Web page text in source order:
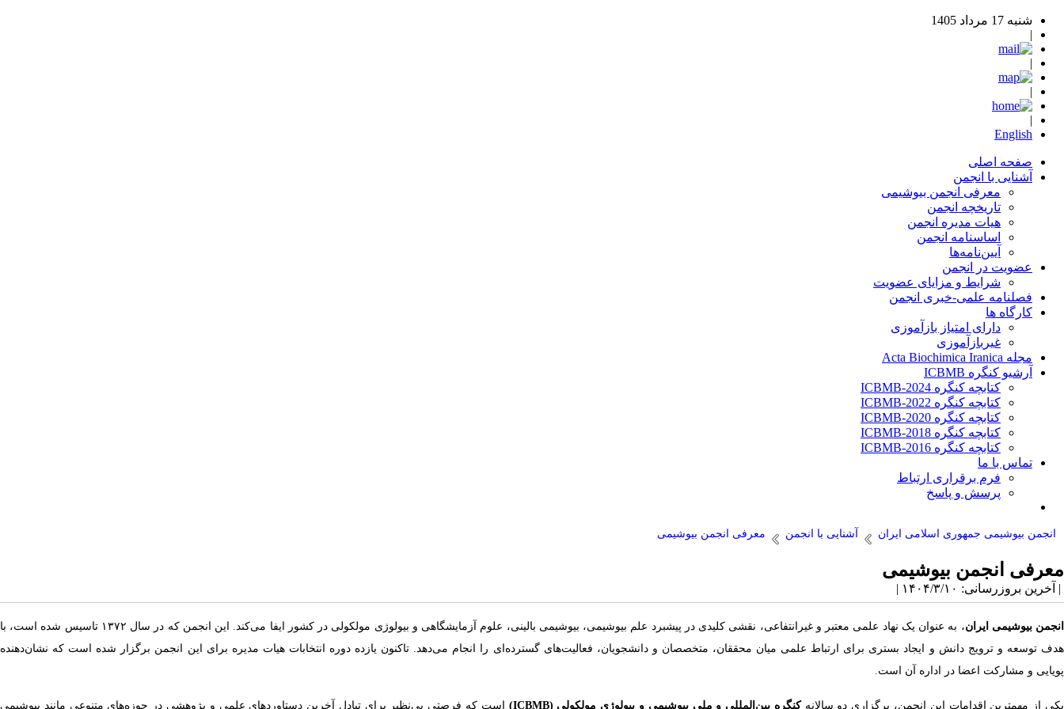
شنبه 17 مرداد 1405
|
|
|
|
English
صفحه اصلی
آشنایی با انجمن
معرفی انجمن بیوشیمی
تاریخچه انجمن
هیات مدیره انجمن
اساسنامه‌ انجمن
آیین‌نامه‌ها
عضویت در انجمن
شرایط و مزایای عضویت
فصلنامه علمی-خبری انجمن
کارگاه ها
دارای امتیاز بازآموزی
غیربازآموزی
مجله Acta Biochimica Iranica
آرشیو کنگره ICBMB
کتابچه کنگره ICBMB-2024
کتابچه کنگره ICBMB-2022
کتابچه کنگره ICBMB-2020
کتابچه کنگره ICBMB-2018
کتابچه کنگره ICBMB-2016
تماس با ما
فرم برقراری ارتباط
پرسش و پاسخ
انجمن بیوشیمی جمهوری اسلامی ایران آشنایی با انجمن معرفی انجمن بیوشیمی
معرفی انجمن بیوشیمی
| آخرین بروزرسانی: ۱۴۰۴/۳/۱۰ |
انجمن بیوشیمی ایران
، به عنوان یک نهاد علمی معتبر و غیرانتفاعی، نقشی کلیدی در پیشبرد علم بیوشیمی، بیوشیمی بالینی، علوم آزمایشگاهی و بیولوژی مولکولی در کشور ایفا می‌کند. این انجمن که در سال ۱۳۷۲ تاسیس شده است، با
هدف توسعه و ترویج دانش و ایجاد بستری برای ارتباط علمی میان محققان، متخصصان و دانشجویان، فعالیت‌های گسترده‌ای را انجام می‌دهد. تاکنون یازده دوره انتخابات هیات مدیره برای این انجمن برگزار شده است که نشان‌دهنده
پویایی و مشارکت اعضا در اداره آن است.
یکی از مهمترین اقدامات این انجمن، برگزاری دو سالانهکنگره بین‌المللی و ملی بیوشیمی و بیولوژی مولکولی (ICBMB) است که فرصتی بی‌نظیر برای تبادل آخرین دستاوردهای علمی و پژوهشی در حوزه‌های متنوعی مانند بیوشیمی